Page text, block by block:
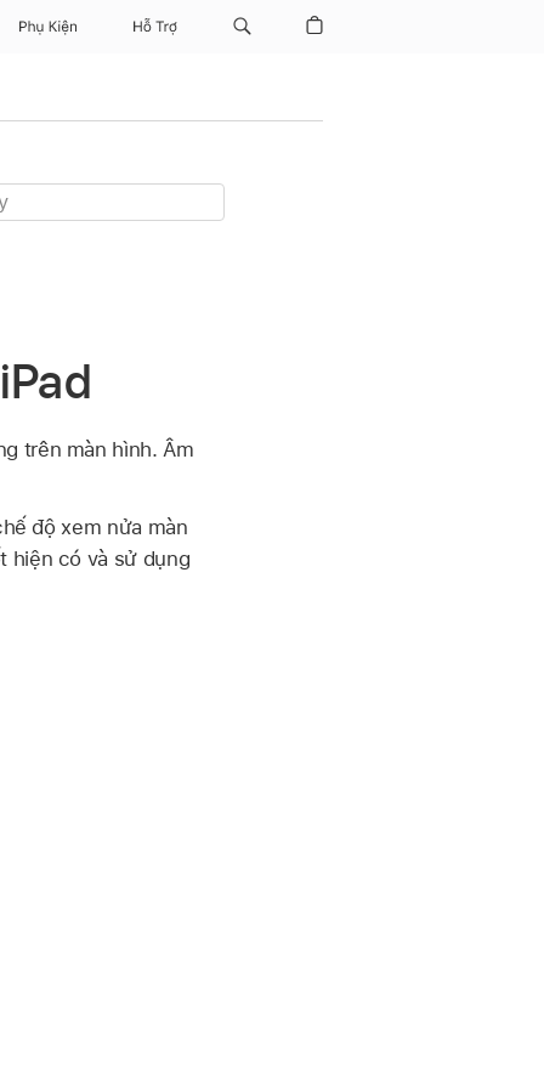
Phụ Kiện Hỗ Trợ
trên màn hình. Âm
độ xem nửa màn
hiện có và sử dụng